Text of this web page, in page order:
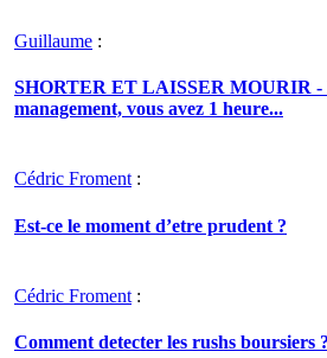
Guillaume :
SHORTER ET LAISSER MOURIR -
management, vous avez 1 heure...
Cédric Froment:
Est-ce le moment d’etre prudent ?
Cédric Froment :
Comment detecter les rushs boursiers ?